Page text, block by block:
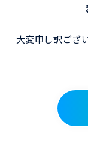
大変申し訳ござ